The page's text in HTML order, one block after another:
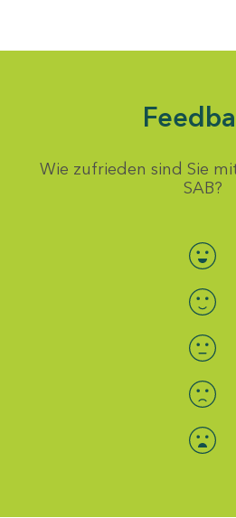
Wie zufrieden sind Sie
SAB?